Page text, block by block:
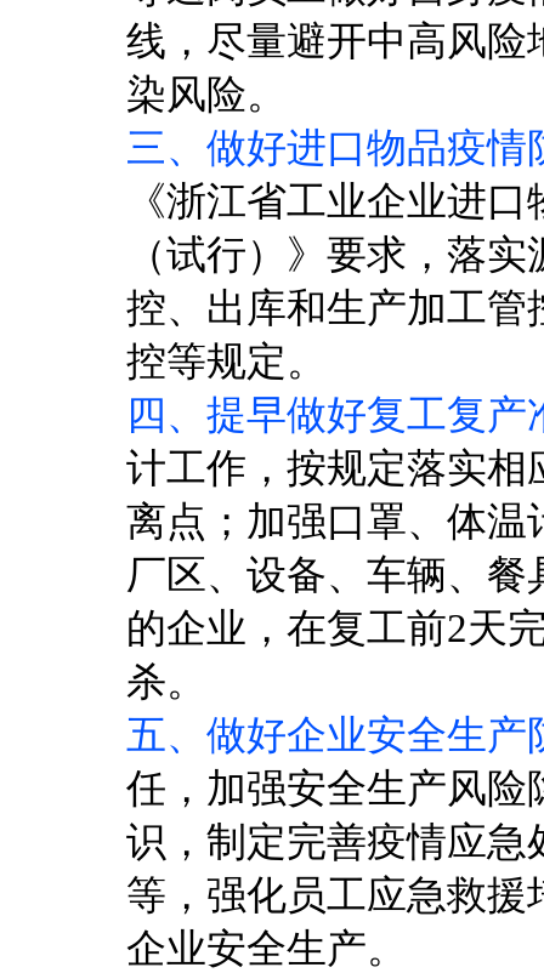
线，尽量避开中高风
染风险。
三、做好进口物品疫情
《浙江省工业企业进
（试行）》要求，落
控、出库和生产加工
控等规定。
四、提早做好复工复产
计工作，按规定落实
离点；加强口罩、体
厂区、设备、车辆、
的企业，在复工前2天
杀。
五、做好企业安全生产
任，加强安全生产风
识，制定完善疫情应
等，强化员工应急救
企业安全生产。